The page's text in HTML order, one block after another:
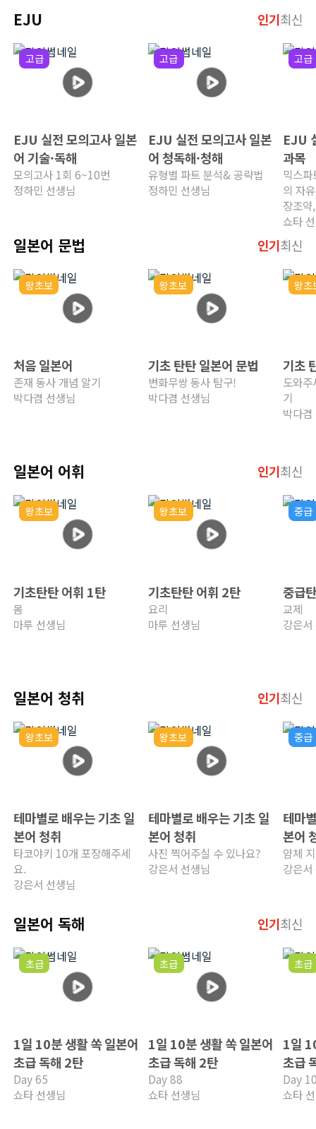
EJU 인기최신
고급
EJU 실전 모의고사 일본
어 기술·독해
모의고사 1회 6~10번
정하민 선생님
고급
EJU 실전 모의고사 일본
어 청독해·청해
유형별 파트 분석& 공략법
정하민 선생님
고급
EJU
과목
믹스
의 자
장조
쇼타
일본어 문법 인기최신
왕초보
처음 일본어
존재 동사 개념 알기
박다겸 선생님
왕초보
기초 탄탄 일본어 문법
변화무쌍 동사 탐구!
박다겸 선생님
왕초
기초
도와
기
박다겸
일본어 어휘 인기최신
왕초보
기초탄탄 어휘 1탄
몸
마루 선생님
왕초보
기초탄탄 어휘 2탄
요리
마루 선생님
중급
중급
교제
강은서
일본어 청취 인기최신
왕초보
테마별로 배우는 기초 일
본어 청취
타코야키 10개 포장해주세
요.
강은서 선생님
왕초보
테마별로 배우는 기초 일
본어 청취
사진 찍어주실 수 있나요?
강은서 선생님
중급
테마
본어
얌체
강은서
일본어 독해 인기최신
초급
1일 10분 생활 쏙 일본어
초급 독해 2탄
Day 65
쇼타 선생님
초급
1일 10분 생활 쏙 일본어
초급 독해 2탄
Day 88
쇼타 선생님
초급
1일
초급
Day
쇼타